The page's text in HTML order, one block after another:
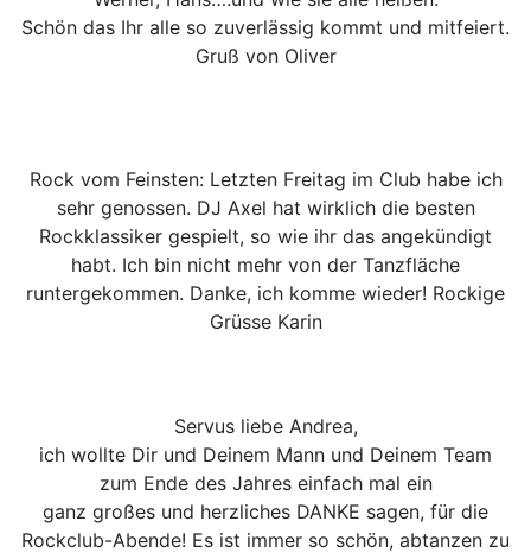
Schön das Ihr alle so zuverlässig kommt und mitfeiert.
Gruß von Oliver
Rock vom Feinsten: Letzten Freitag im Club habe ich
sehr genossen. DJ Axel hat wirklich die besten
Rockklassiker gespielt, so wie ihr das angekündigt
habt. Ich bin nicht mehr von der Tanzfläche
runtergekommen. Danke, ich komme wieder! Rockige
Grüsse Karin
Servus liebe Andrea,
ich wollte Dir und Deinem Mann und Deinem Team
zum Ende des Jahres einfach mal ein
ganz großes und herzliches DANKE sagen, für die
Rockclub-Abende! Es ist immer so schön, abtanzen zu